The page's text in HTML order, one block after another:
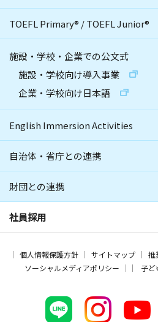
TOEFL Primary® /TOEFL Junior®
施設・学校・企業での公文式
施設・学校向け導入事業
企業・学校向け日本語
English Immersion Activities
自治体・省庁との連携
財団との連携
社員採用
個人情報保護方針 サイトマップ 推
ソーシャルメディアポリシー
子ど